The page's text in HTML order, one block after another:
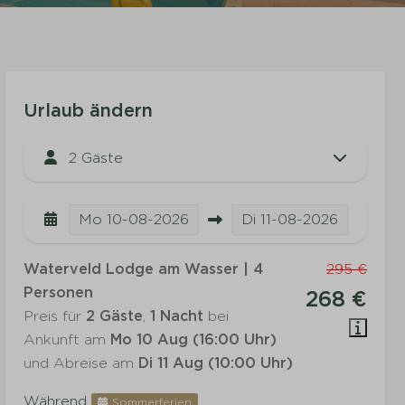
Urlaub ändern
2 Gäste
Mo 10-08-2026 Di 11-08-2026
295 €
268 €
Waterveld Lodge am Wasser | 4
Personen
Preis für 2 Gäste, 1 Nacht bei
Ankunft am Mo 10 Aug (16:00 Uhr)
und Abreise am Di 11 Aug (10:00 Uhr)
Während Sommerferien